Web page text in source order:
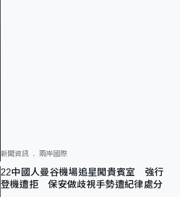
新聞資訊 兩岸國際
22中國人曼谷機場追星闖貴賓室 強行
登機遭拒 保安做歧視手勢遭紀律處分